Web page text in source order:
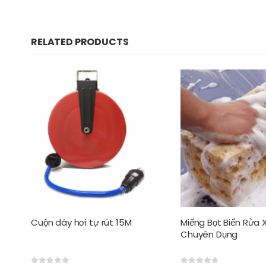
RELATED PRODUCTS
Miếng Bọt Biển Rửa Xe Ô Tô
Khăn Lau Xe Ô Tô
Cỡ Lớn 90cm x